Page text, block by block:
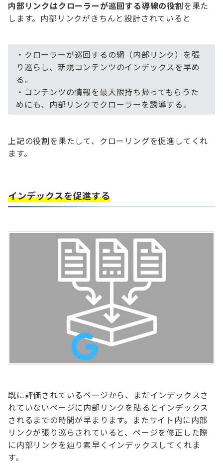
内部リンクはクローラーが巡回する導線の役割を果た
します。内部リンクがきちんと設計されていると
・クローラーが巡回するの網（内部リンク）を張
り巡らし、新規コンテンツのインデックスを早め
る。
・コンテンツの情報を最大限持ち帰ってもらうた
めにも、内部リンクでクローラーを誘導する。
上記の役割を果たして、クローリングを促進してくれ
ます。
インデックスを促進する
既に評価されているページから、まだインデックスさ
れていないページに内部リンクを貼るとインデックス
されるまでの時間が早まります。またサイト内に内部
リンクが張り巡らされていると、ページを修正した際
に内部リンクを辿り素早くインデックスしてくれま
す。